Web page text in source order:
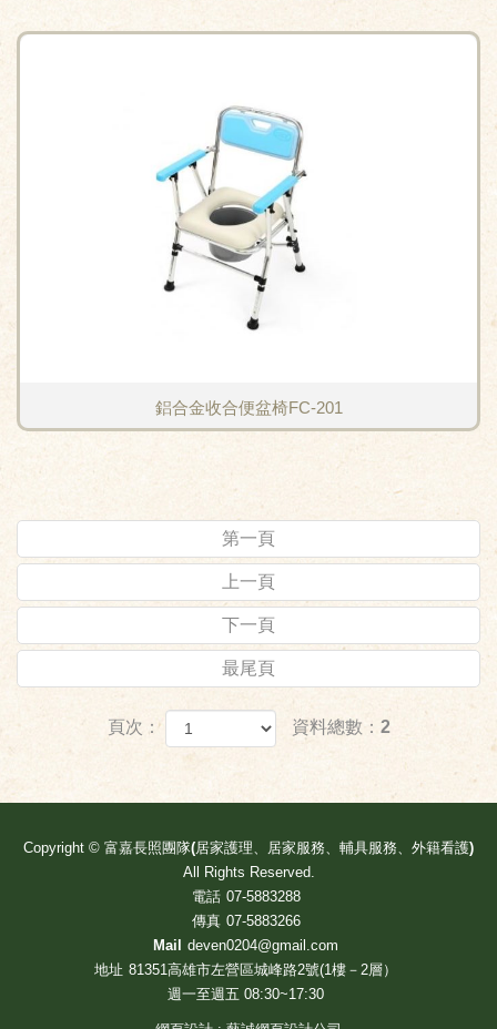
鋁合金收合便盆椅FC-201
第一頁
上一頁
下一頁
最尾頁
頁次： 資料總數：2
Copyright © 富嘉長照團隊(居家護理、居家服務、輔具服務、外籍看護)
All Rights Reserved.
電話 07-5883288
傳真 07-5883266
Mail
deven0204@gmail.com
地址 81351高雄市左營區城峰路2號(1樓－2層）
週一至週五 08:30~17:30